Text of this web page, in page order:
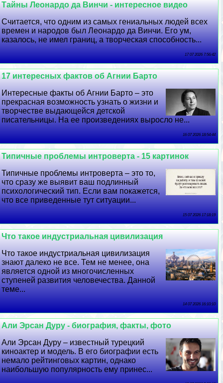
Тайны Леонардо да Винчи - интересное видео
Считается, что одним из самых гениальных людей всех
времен и народов был Леонардо да Винчи. Его ум,
казалось, не имел границ, а творческая способность...
17 07 2026 7:56:42
17 интересных фактов об Агнии Барто
Интересные факты об Агнии Барто – это
прекрасная возможность узнать о жизни и
творчестве выдающейся детской
писательницы. На ее произведениях выросло не...
16 07 2026 18:54:44
Типичные проблемы интроверта - 15 картинок
Типичные проблемы интроверта – это то,
что сразу же выявит ваш подлинный
психологический тип. Если вам покажется,
что все приведенные тут ситуации...
15 07 2026 17:18:19
Что такое индустриальная цивилизация
Что такое индустриальная цивилизация
знают далеко не все. Тем не менее, она
является одной из многочисленных
ступеней развития человечества. Данной
теме...
14 07 2026 16:10:10
Али Эрсан Дуру - биография, факты, фото
Али Эрсан Дуру – известный турецкий
киноактер и модель. В его биографии есть
немало рейтинговых картин, однако
наибольшую популярность ему принес...